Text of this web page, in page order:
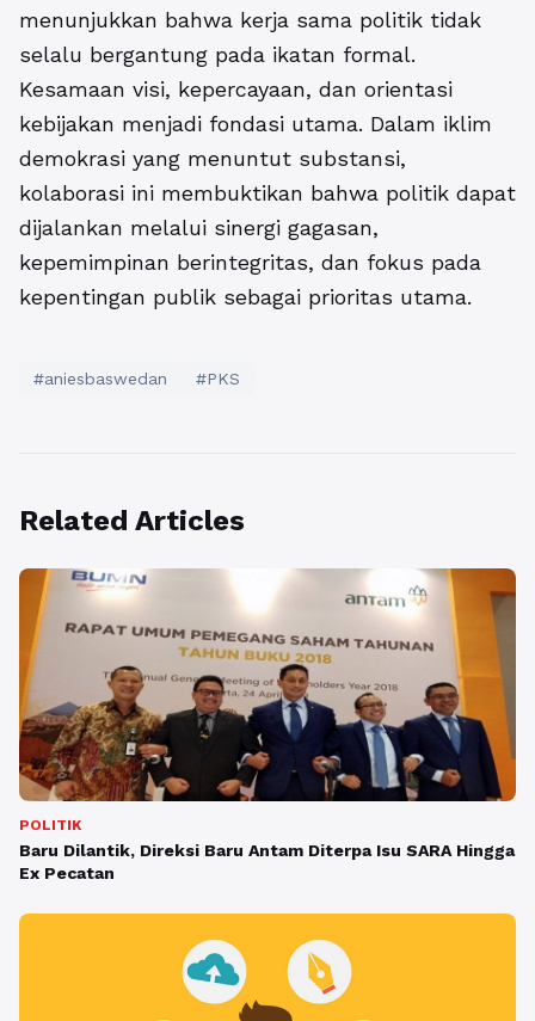
menunjukkan bahwa kerja sama politik tidak
selalu bergantung pada ikatan formal.
Kesamaan visi, kepercayaan, dan orientasi
kebijakan menjadi fondasi utama. Dalam iklim
demokrasi yang menuntut substansi,
kolaborasi ini membuktikan bahwa politik dapat
dijalankan melalui sinergi gagasan,
kepemimpinan berintegritas, dan fokus pada
kepentingan publik sebagai prioritas utama.
#aniesbaswedan #PKS
Related Articles
POLITIK
Baru Dilantik, Direksi Baru Antam Diterpa Isu SARA Hingga
Ex Pecatan